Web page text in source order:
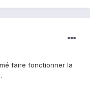
faire fonctionner la